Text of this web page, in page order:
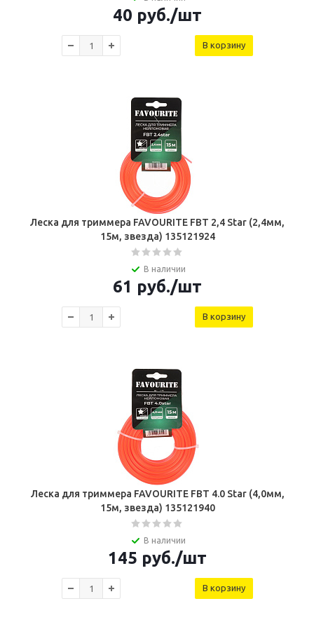
40 руб./шт
В корзину
Леска для триммера FAVOURITE FBT 2,4 Star (2,4мм,
15м, звезда) 135121924
В наличии
61 руб./шт
В корзину
Леска для триммера FAVOURITE FBT 4.0 Star (4,0мм,
15м, звезда) 135121940
В наличии
145 руб./шт
В корзину